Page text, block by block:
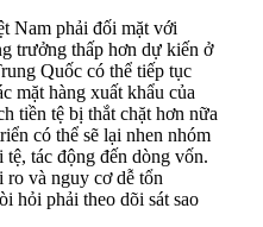
Nam phải đối mặt với
trưởng thấp hơn dự kiến ở
Quốc có thể tiếp tục
mặt hàng xuất khẩu của
tiền tệ bị thắt chặt hơn nữa
có thể sẽ lại nhen nhóm
tác động đến dòng vốn.
và nguy cơ dễ tổn
hỏi phải theo dõi sát sao